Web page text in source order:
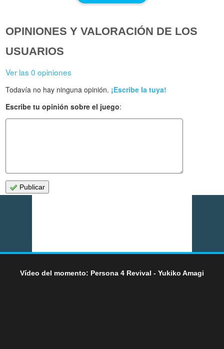
OPINIONES Y VALORACIÓN DE LOS
USUARIOS
Ver las 0 opiniones
Todavía no hay ninguna opinión. ¡Escribe la tuya!
Escribe tu opinión sobre el juego:
Publicar
Vídeo del momento: Persona 4 Revival - Yukiko Amagi